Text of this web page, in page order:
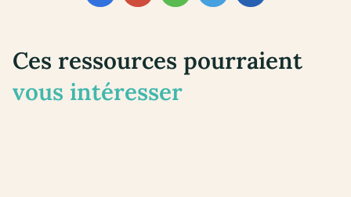
Ces ressources pourraient
vous intéresser